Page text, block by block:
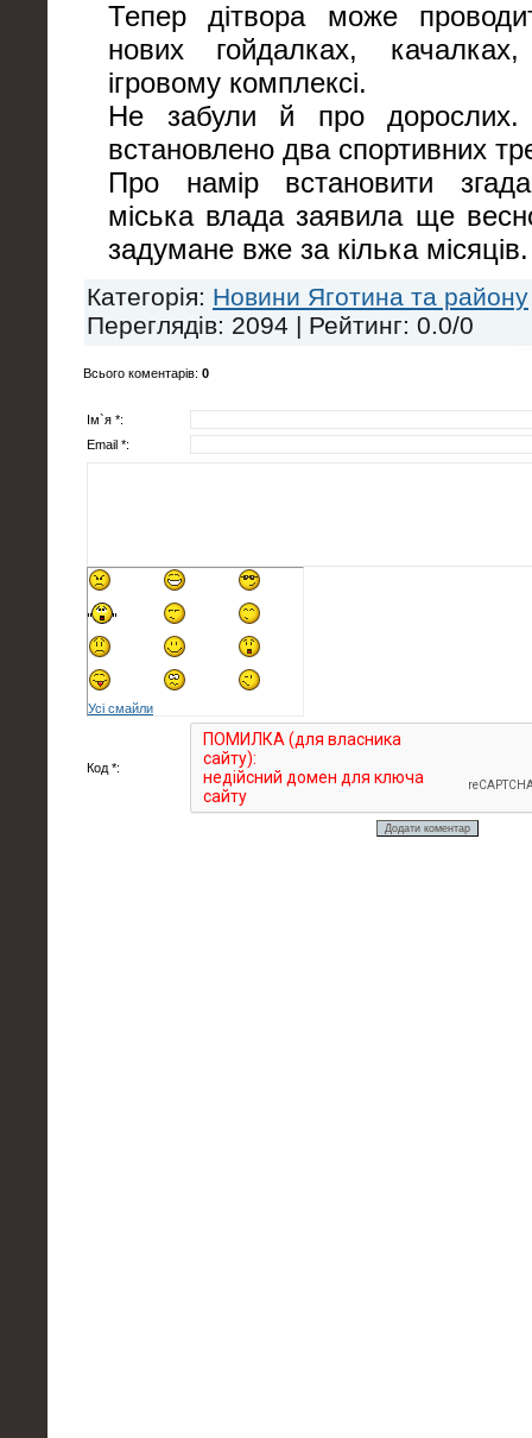
Тепер дітвора може
нових гойдалках,
ігровому комплексі.
Не забули й про
встановлено два спортивних
Про намір встановити
міська влада заявила ще
задумане вже за кілька місяців.
Категорія: Новини Яготина та району
Переглядів: 2094 | Рейтинг: 0.0/0
Всього коментарів: 0
Ім`я *:
Email *:
Усі смайли
Код *: